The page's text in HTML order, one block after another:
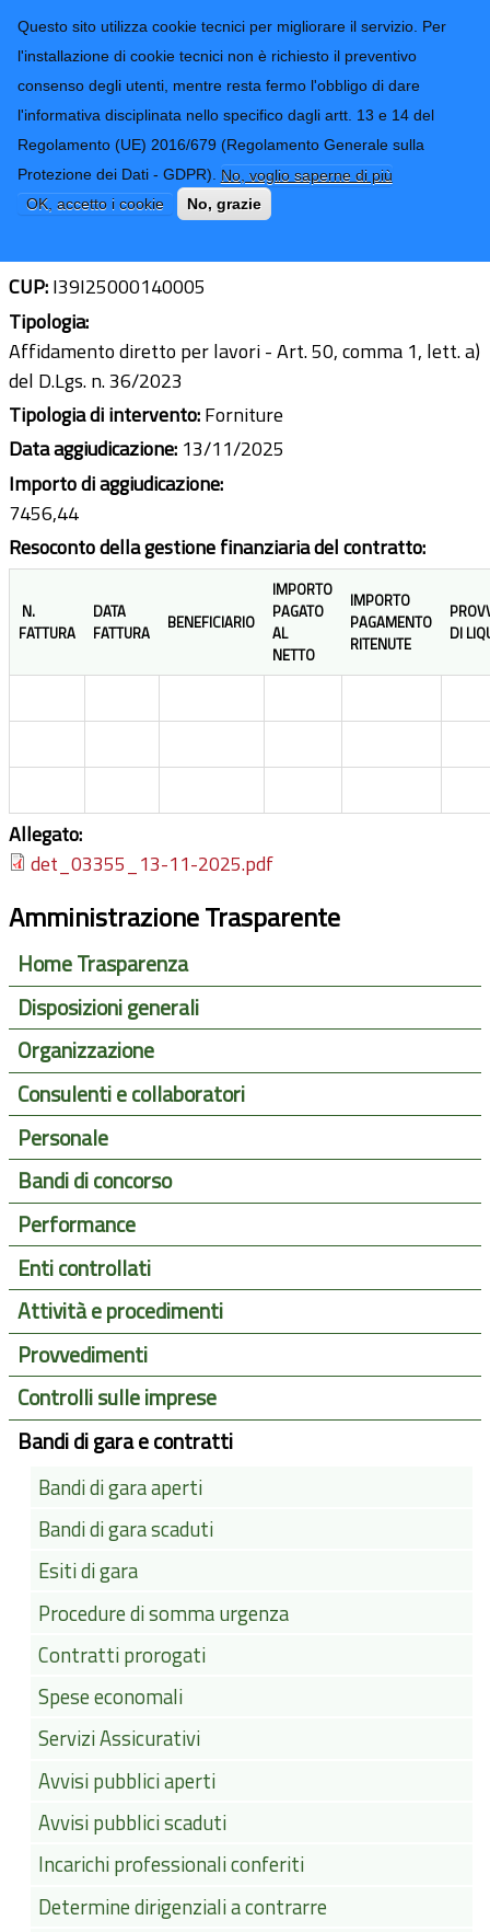
Questo sito utilizza cookie tecnici per migliorare il servizio. Per
l'installazione di cookie tecnici non è richiesto il preventivo
consenso degli utenti, mentre resta fermo l'obbligo di dare
l'informativa disciplinata nello specifico dagli artt. 13 e 14 del
Regolamento (UE) 2016/679 (Regolamento Generale sulla
Protezione dei Dati - GDPR). No, voglio saperne di più
OK, accetto i cookie
No, grazie
Provincia di
Imperia
CONTATTI-URP
TRASPARENZA
Form di ricerca
Fornitura dispositivi elettronici
Ultimo aggiornamento: 16/12/2025 - 13:55
CUP:I39I25000140005
Tipologia:
Affidamento diretto per lavori - Art. 50, comma 1, lett. a)
del D.Lgs. n. 36/2023
Tipologia di intervento:Forniture
Data aggiudicazione: 13/11/2025
Importo di aggiudicazione:
7456,44
Resoconto della gestione finanziaria del contratto:
N.
FATTURA
DATA
FATTURA
BENEFICIARIO
IMPORTO
PAGATO
AL
NETTO
IMPORTO
PAGAMENTO
RITENUTE
DI
Allegato:
det_03355_13-11-2025.pdf
Amministrazione Trasparente
Home Trasparenza
Disposizioni generali
Organizzazione
Consulenti e collaboratori
Personale
Bandi di concorso
Performance
Enti controllati
Attività e procedimenti
Provvedimenti
Controlli sulle imprese
Bandi di gara e contratti
Bandi di gara aperti
Bandi di gara scaduti
Esiti di gara
Procedure di somma urgenza
Contratti prorogati
Spese economali
Servizi Assicurativi
Avvisi pubblici aperti
Avvisi pubblici scaduti
Incarichi professionali conferiti
Determine dirigenziali a contrarre